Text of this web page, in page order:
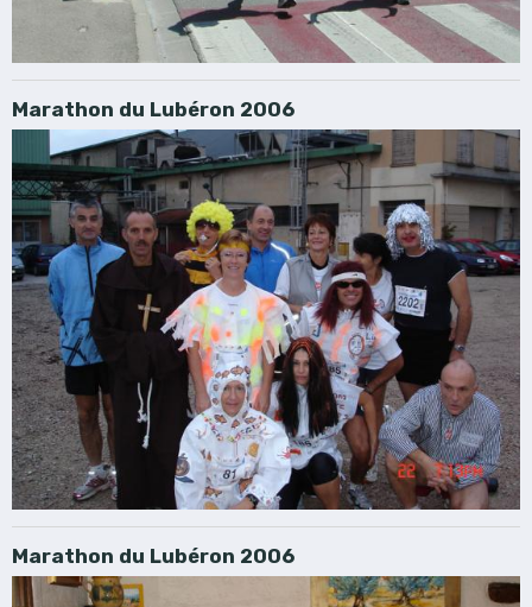
Marathon du Lubéron 2006
Marathon du Lubéron 2006